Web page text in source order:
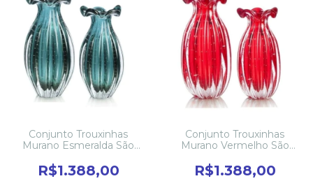
Conjunto Trouxinhas
Murano Esmeralda São
R$1.388,00
Conjunto Trouxinhas
Murano Vermelho São
R$1.388,00